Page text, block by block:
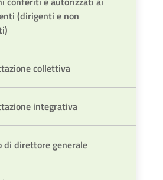
(dirigenti e non
collettiva
integrativa
di direttore generale